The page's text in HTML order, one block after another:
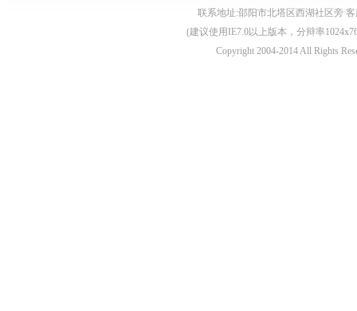
联系地址:邵阳市北塔区西湖社区旁 客
(建议使用IE7.0以上版本，分辩率
Copyright 2004-2014 All Rights